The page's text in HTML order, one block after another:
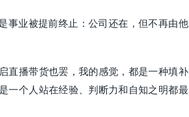
事业被提前终止：公司还在，但不再由他
直播带货也罢，我的感觉，都是一种填补
一个人站在经验、判断力和自知之明都最